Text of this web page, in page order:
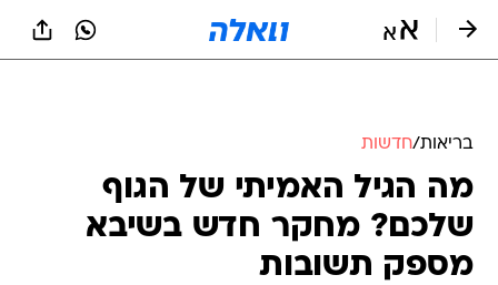
בריאות/חדשות
מה הגיל האמיתי של הגוף
שלכם? מחקר חדש בשיבא
מספק תשובות